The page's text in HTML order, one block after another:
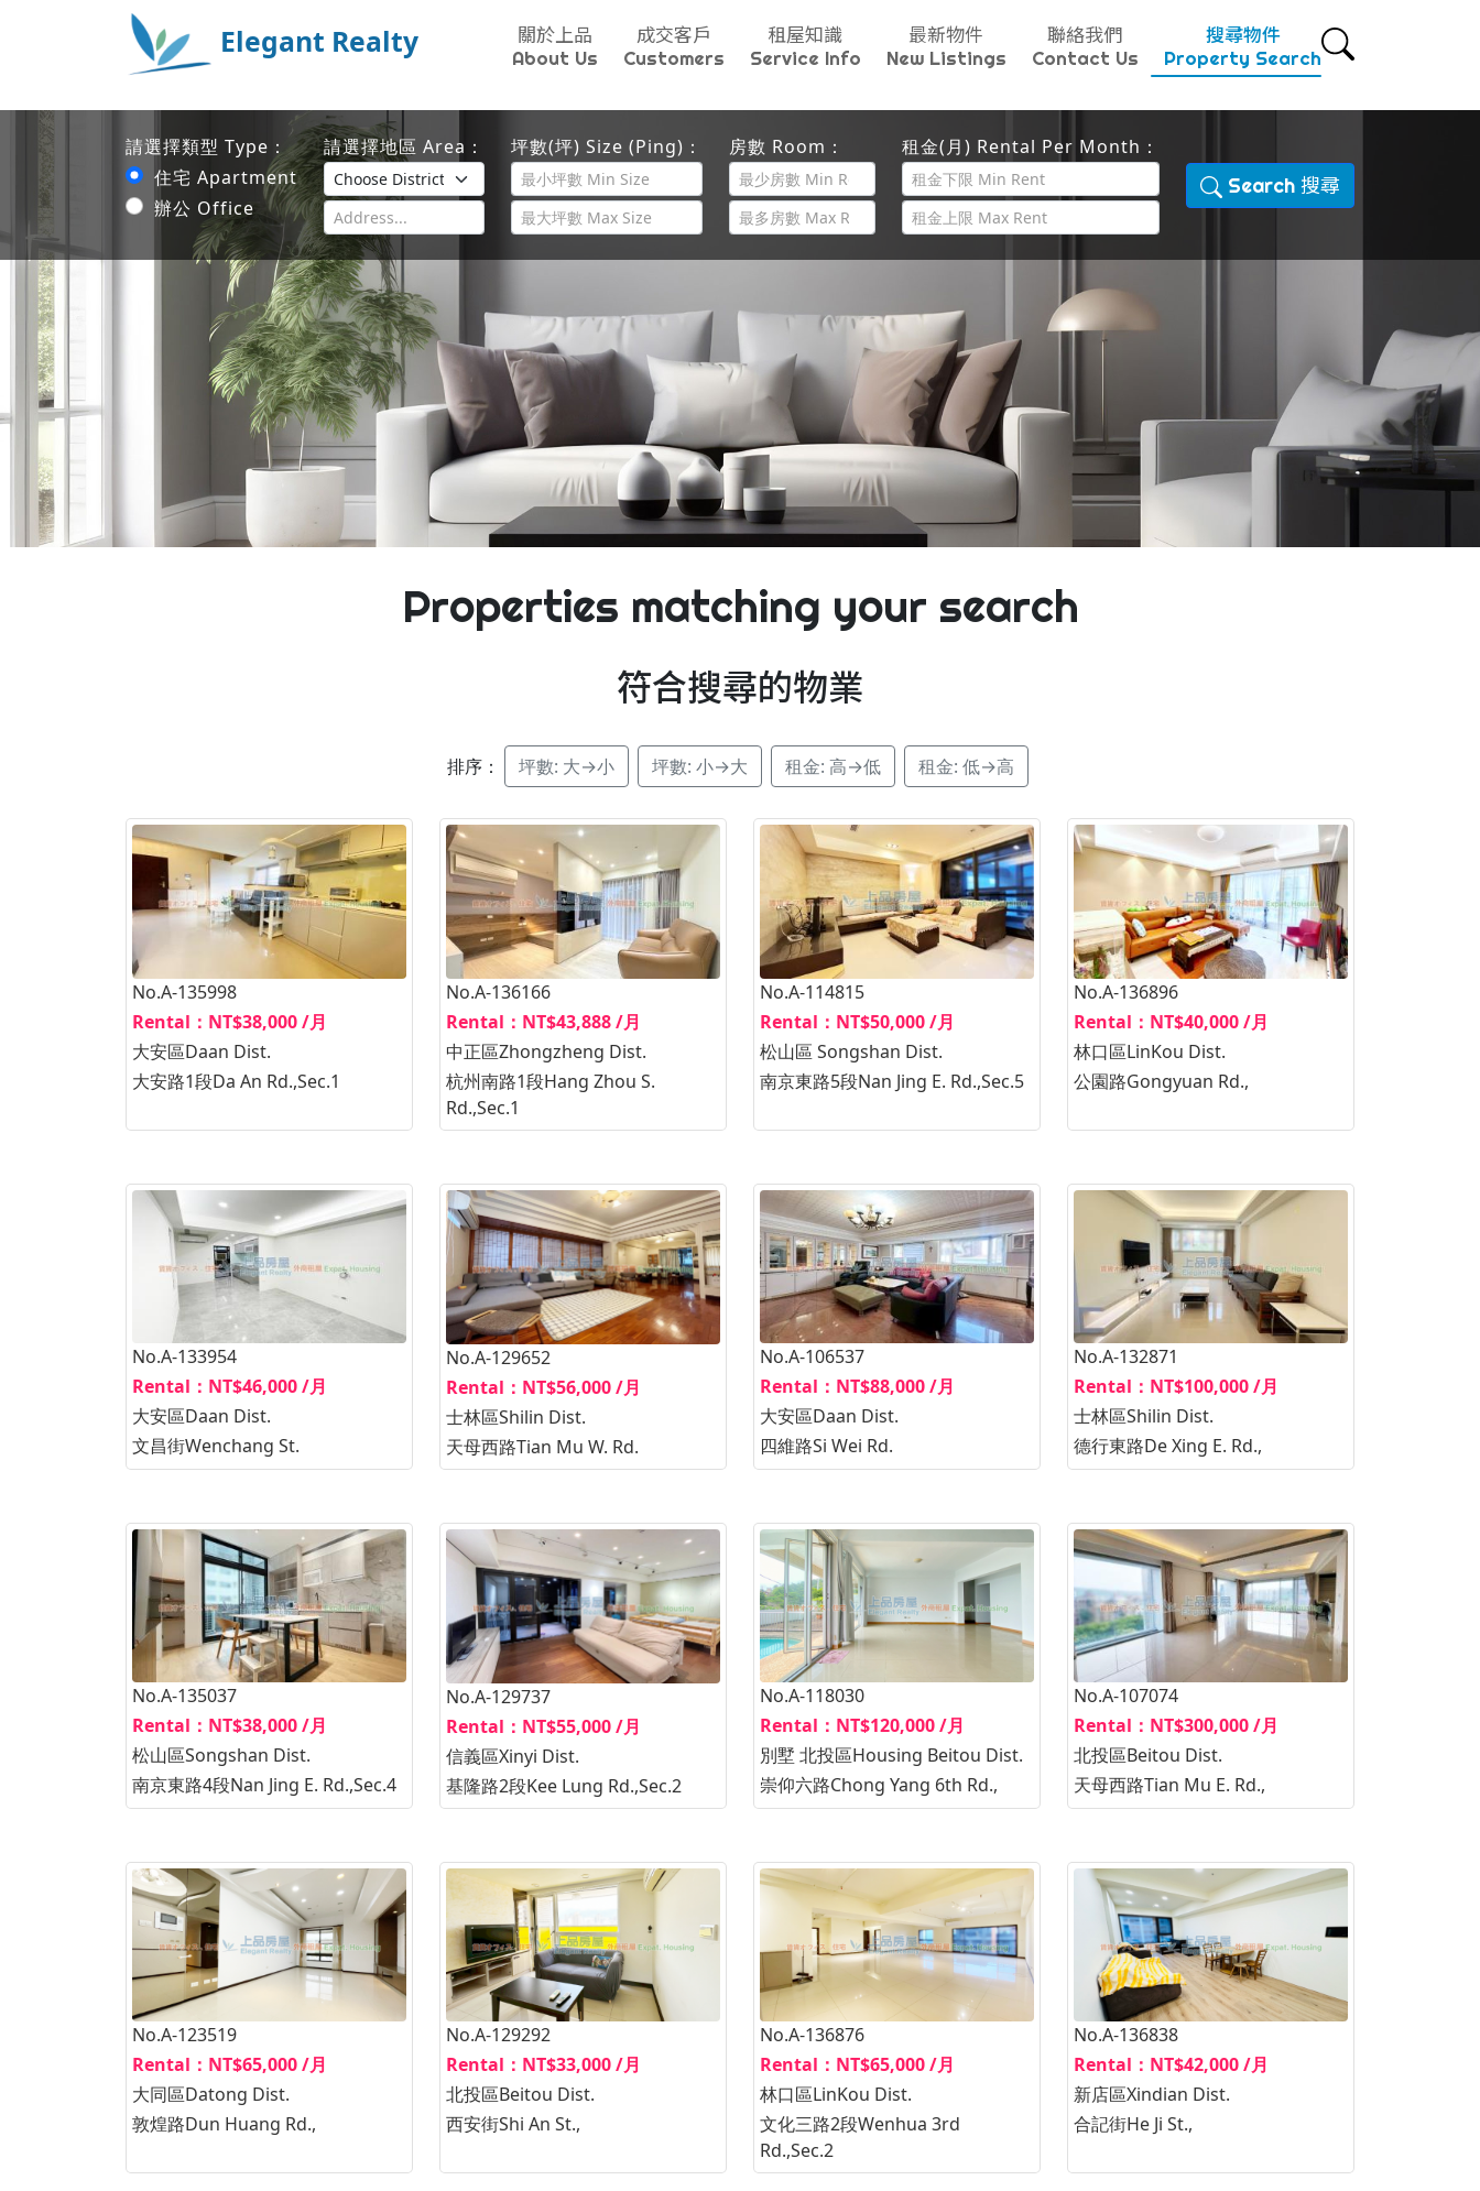
Elegant Realty
關於上品
About Us
成交客戶
Customers
租屋知識
Service Info
最新物件
New Listings
聯絡我們
Contact Us
搜尋物件
Property Search
請選擇類型 Type：
住宅 Apartment
辦公 Office
請選擇地區 Area： 坪數(坪) Size (Ping)： 房數 Room： 租金(月) Rental Per Month：
Search 搜尋
Properties matching your search
符合搜尋的物業
排序：
No.A-135998
Rental：NT$38,000 /月
大安區Daan Dist.
大安路1段Da An Rd.,Sec.1
No.A-136166
Rental：NT$43,888 /月
中正區Zhongzheng Dist.
杭州南路1段Hang Zhou S.
Rd.,Sec.1
No.A-114815
Rental：NT$50,000 /月
松山區 Songshan Dist.
南京東路5段Nan Jing E. Rd.,Sec.5
No.A-136896
Rental：NT$40,000 /月
林口區LinKou Dist.
公園路Gongyuan Rd.,
No.A-133954
Rental：NT$46,000 /月
大安區Daan Dist.
文昌街Wenchang St.
No.A-129652
Rental：NT$56,000 /月
士林區Shilin Dist.
天母西路Tian Mu W. Rd.
No.A-106537
Rental：NT$88,000 /月
大安區Daan Dist.
四維路Si Wei Rd.
No.A-132871
Rental：NT$100,000 /月
士林區Shilin Dist.
德行東路De Xing E. Rd.,
No.A-135037
Rental：NT$38,000 /月
松山區Songshan Dist.
南京東路4段Nan Jing E. Rd.,Sec.4
No.A-129737
Rental：NT$55,000 /月
信義區Xinyi Dist.
基隆路2段Kee Lung Rd.,Sec.2
No.A-118030
Rental：NT$120,000 /月
別墅 北投區Housing Beitou Dist.
崇仰六路Chong Yang 6th Rd.,
No.A-107074
Rental：NT$300,000 /月
北投區Beitou Dist.
天母西路Tian Mu E. Rd.,
No.A-123519
Rental：NT$65,000 /月
大同區Datong Dist.
敦煌路Dun Huang Rd.,
No.A-129292
Rental：NT$33,000 /月
北投區Beitou Dist.
西安街Shi An St.,
No.A-136876
Rental：NT$65,000 /月
林口區LinKou Dist.
文化三路2段Wenhua 3rd
Rd.,Sec.2
No.A-136838
Rental：NT$42,000 /月
新店區Xindian Dist.
合記街He Ji St.,